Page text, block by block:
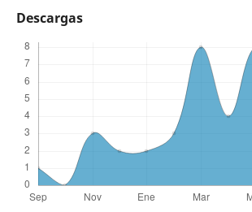
Descargas